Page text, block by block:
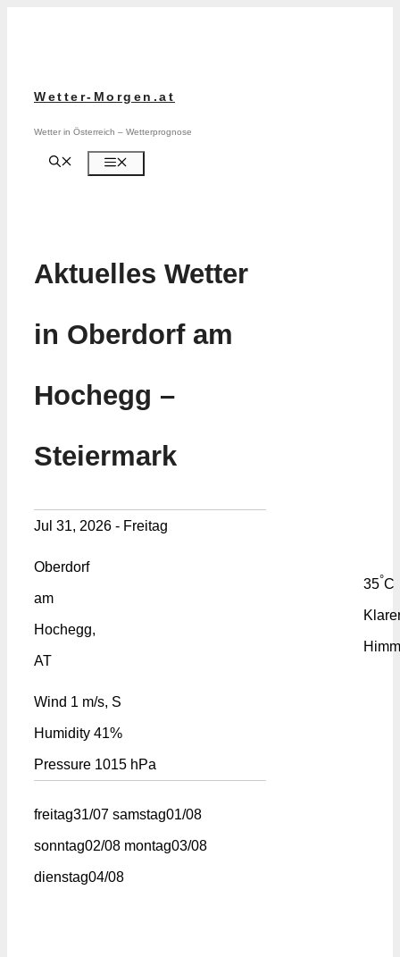
Wetter-Morgen.at
Wetter in Österreich – Wetterprognose
Aktuelles Wetter
in Oberdorf am
Hochegg –
Steiermark
Jul 31, 2026 - Freitag
Oberdorf
am
Hochegg,
AT
35°C
Wind 1 m/s, S
Humidity 41%
Pressure 1015 hPa
freitag31/07 samstag01/08
sonntag02/08 montag03/08
dienstag04/08